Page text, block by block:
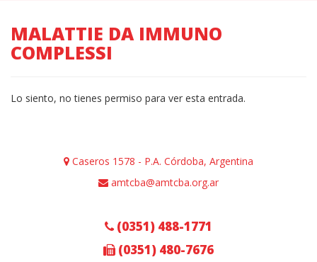
MALATTIE DA IMMUNO
COMPLESSI
Lo siento, no tienes permiso para ver esta entrada.
Caseros 1578 - P.A. Córdoba, Argentina
amtcba@amtcba.org.ar
(0351) 488-1771
(0351) 480-7676